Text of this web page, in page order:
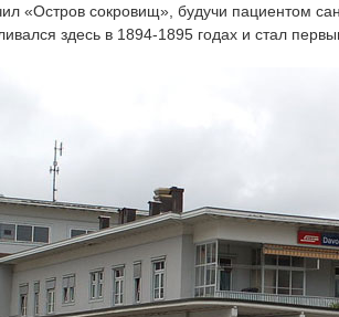
«Остров сокровищ», будучи пациентом
здесь в 1894-1895 годах и стал